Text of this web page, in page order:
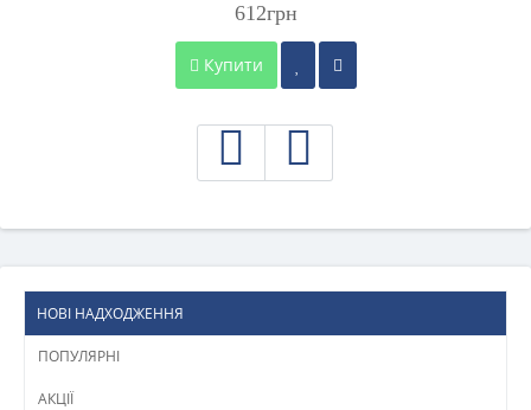
612грн
Купити
НОВІ НАДХОДЖЕННЯ
ПОПУЛЯРНІ
АКЦІЇ